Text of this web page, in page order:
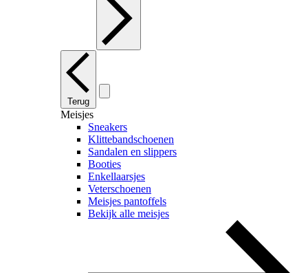
Terug
Meisjes
Sneakers
Klittebandschoenen
Sandalen en slippers
Booties
Enkellaarsjes
Veterschoenen
Meisjes pantoffels
Bekijk alle meisjes